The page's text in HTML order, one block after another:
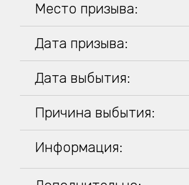
Место призыва:
Дата призыва:
Дата выбытия:
Причина выбытия:
Информация: